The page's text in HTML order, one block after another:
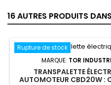
16 AUTRES PRODUITS
Rupture de stock
MARQUE: TOR
TRANSPALETTE
AUTOMOTEUR CBD20W :